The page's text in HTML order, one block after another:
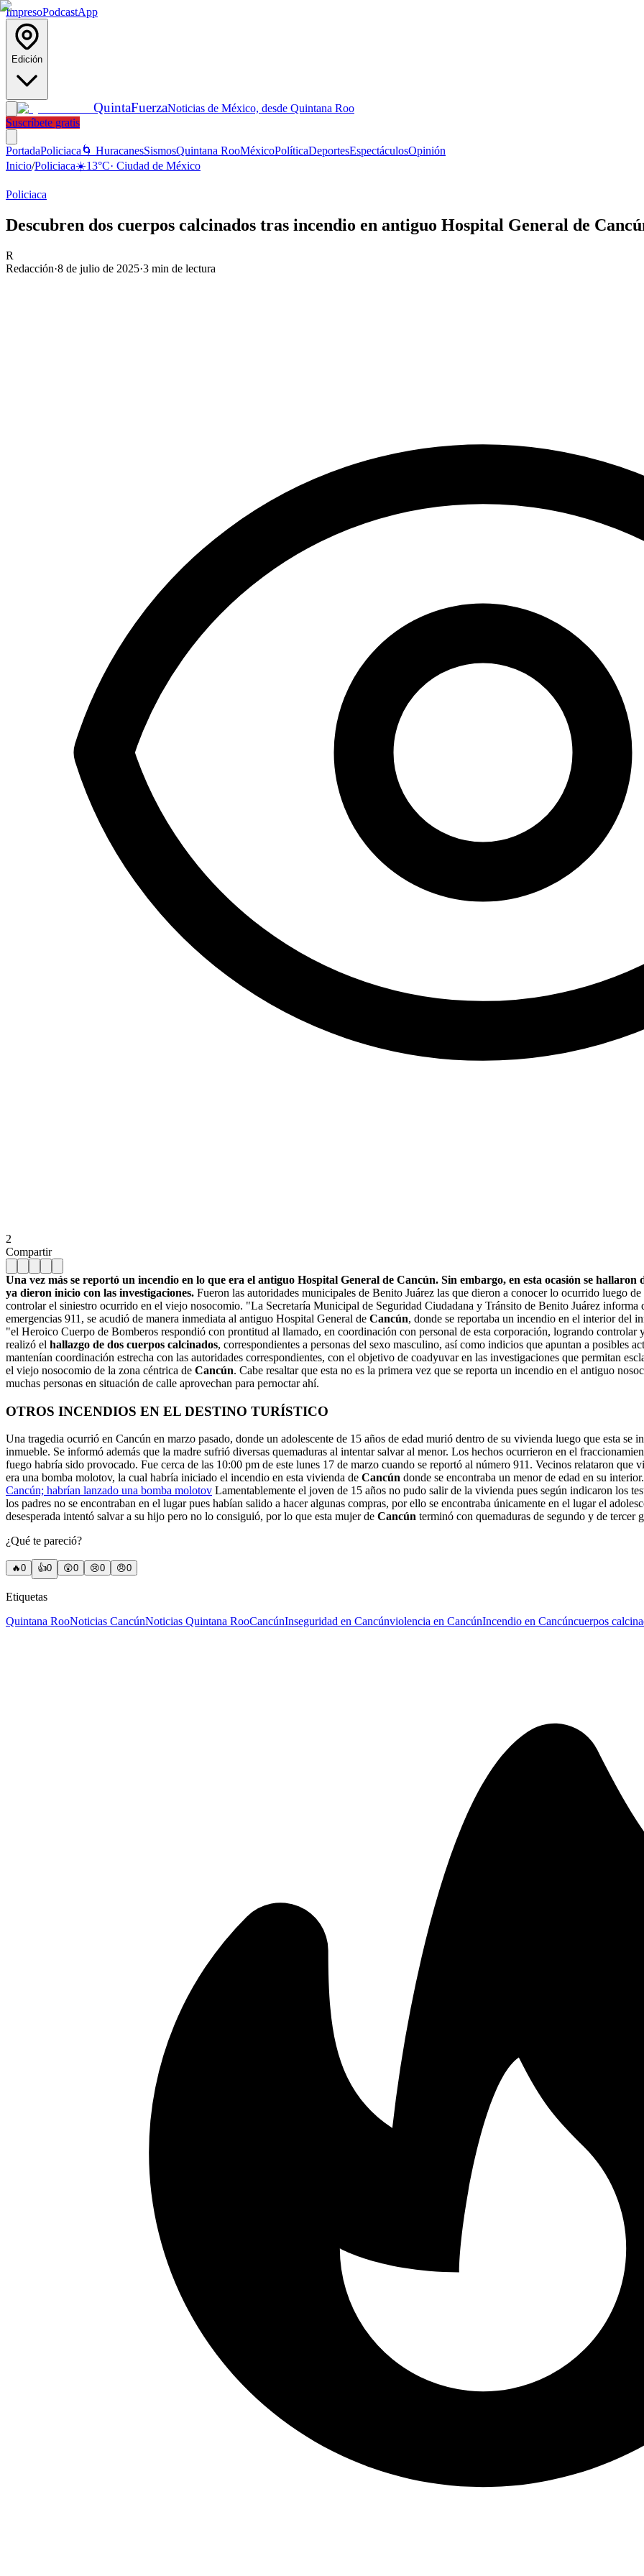
ImpresoPodcastApp
Edición
QuintaFuerzaNoticias de México, desde Quintana Roo
Suscríbete gratis
PortadaPoliciaca 🌀 HuracanesSismosQuintana RooMéxicoPolíticaDeportesEspectáculosOpinión
Inicio/Policiaca☀️13°C· Ciudad de México
Policiaca
Descubren dos cuerpos calcinados tras incendio en antiguo Hospital General de
R
Redacción·8 de julio de 2025·3 min de lectura
2
Compartir
Una vez más se reportó un incendio en lo que era el antiguo Hospital General de Cancún. Sin embargo, en esta ocasión se
ya dieron inicio con las investigaciones. Fueron las autoridades municipales de Benito Juárez las que dieron a conocer lo ocurrido luego
controlar el siniestro ocurrido en el viejo nosocomio. "La Secretaría Municipal de Seguridad Ciudadana y Tránsito de Benito Juárez informa
emergencias 911, se acudió de manera inmediata al antiguo Hospital General de Cancún, donde se reportaba un incendio en el interior del
"el Heroico Cuerpo de Bomberos respondió con prontitud al llamado, en coordinación con personal de esta corporación, logrando controlar
realizó el hallazgo de dos cuerpos calcinados, correspondientes a personas del sexo masculino, así como indicios que apuntan a posibles
mantenían coordinación estrecha con las autoridades correspondientes, con el objetivo de coadyuvar en las investigaciones que permitan
el viejo nosocomio de la zona céntrica de Cancún. Cabe resaltar que esta no es la primera vez que se reporta un incendio en el antiguo
muchas personas en situación de calle aprovechan para pernoctar ahí.
OTROS INCENDIOS EN EL DESTINO TURÍSTICO
Una tragedia ocurrió en Cancún en marzo pasado, donde un adolescente de 15 años de edad murió dentro de su vivienda luego que esta
inmueble. Se informó además que la madre sufrió diversas quemaduras al intentar salvar al menor. Los hechos ocurrieron en el
fuego habría sido provocado. Fue cerca de las 10:00 pm de este lunes 17 de marzo cuando se reportó al número 911. Vecinos relataron que
era una bomba molotov, la cual habría iniciado el incendio en esta vivienda de Cancún donde se encontraba un menor de edad en su
Cancún; habrían lanzado una bomba molotov Lamentablemente el joven de 15 años no pudo salir de la vivienda pues según indicaron los
los padres no se encontraban en el lugar pues habían salido a hacer algunas compras, por ello se encontraba únicamente en el lugar el
desesperada intentó salvar a su hijo pero no lo consiguió, por lo que esta mujer de Cancún terminó con quemaduras de segundo y de tercer
¿Qué te pareció?
🔥0 👍0 😲0 😢0 😠0
Etiquetas
Quintana RooNoticias CancúnNoticias Quintana RooCancúnInseguridad en Cancúnviolencia en CancúnIncendio en Cancúncuerpos